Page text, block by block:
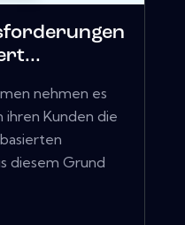
nehmen es
ihren Kunden die
diesem Grund